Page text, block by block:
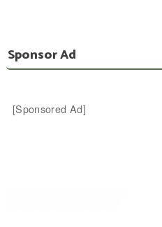
Sponsor Ad
[Sponsored Ad]